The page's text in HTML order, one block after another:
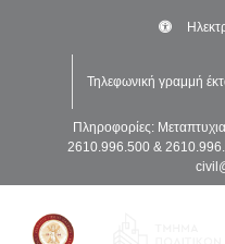
περιεχόμενο
Τηλεφωνική γραμμή
Πληροφορίες:
2610.996.500 &